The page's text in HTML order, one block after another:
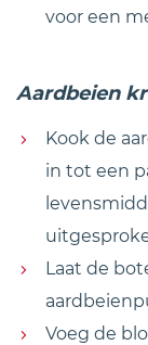
voor een
Aardbeien
Kook de
in tot een
Laat de
Voeg de